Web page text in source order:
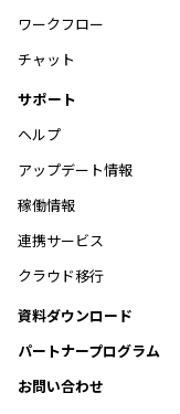
ワークフロー
チャット
サポート
ヘルプ
アップデート情報
稼働情報
連携サービス
クラウド移行
資料ダウンロード
パートナープログラム
お問い合わせ